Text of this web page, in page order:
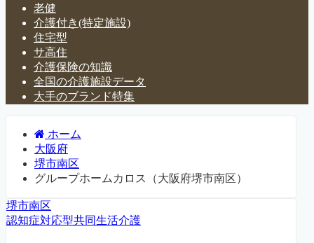
老健
介護付き(特定施設)
住宅型
サ高住
介護保険の知識
全国の介護施設データ
大手のブランド特集
ホーム
大阪府
堺市南区
グループホームカロス（大阪府堺市南区）
堺市南区
認知症対応型共同生活介護